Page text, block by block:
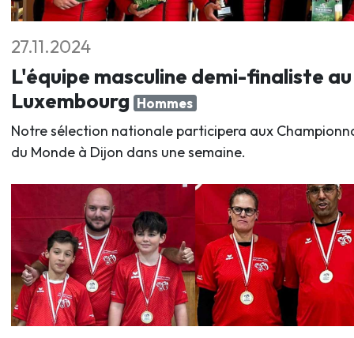
27.11.2024
L'équipe masculine demi-finaliste au
Luxembourg Hommes
Notre sélection nationale participera aux
du Monde à Dijon dans une semaine.